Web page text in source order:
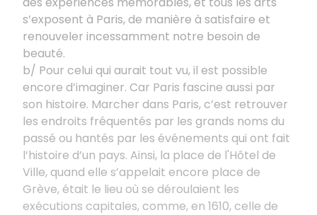
s’exposent à Paris, de manière à satisfaire et
renouveler incessamment notre besoin de
beauté.
b/ Pour celui qui aurait tout vu, il est possible
encore d’imaginer. Car Paris fascine aussi par
son histoire. Marcher dans Paris, c’est retrouver
les endroits fréquentés par les grands noms du
passé ou hantés par les événements qui ont fait
l’histoire d’un pays. Ainsi, la place de l'Hôtel de
Ville, quand elle s’appelait encore place de
Grève, était le lieu où se déroulaient les
exécutions capitales, comme, en 1610, celle de